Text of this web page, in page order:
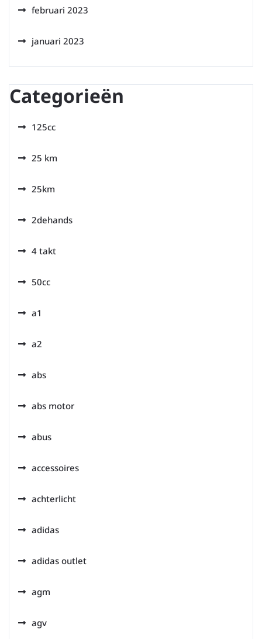
februari 2023
januari 2023
Categorieën
125cc
25 km
25km
2dehands
4 takt
50cc
a1
a2
abs
abs motor
abus
accessoires
achterlicht
adidas
adidas outlet
agm
agv